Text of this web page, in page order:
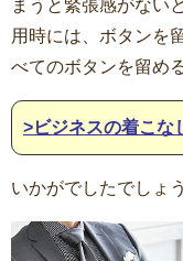
まうと緊張感がない
用時には、ボタンを
べてのボタンを留め
>ビジネスの着こな
いかがでしたでしょ